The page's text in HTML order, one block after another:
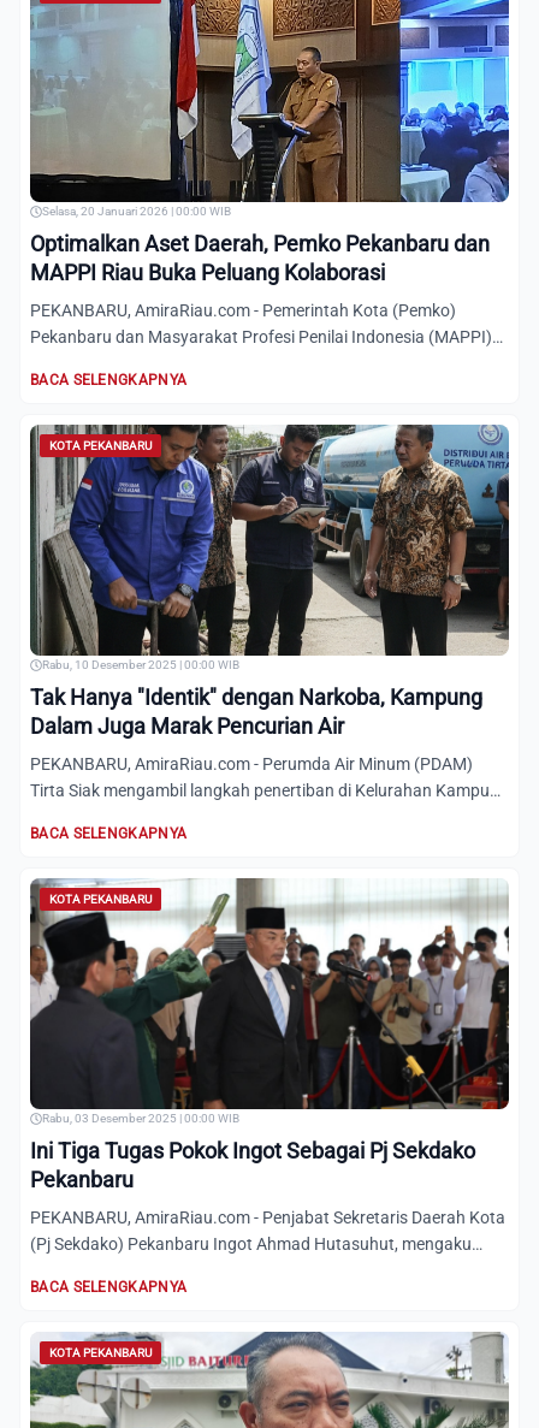
Selasa, 20 Januari 2026 | 00:00 WIB
Optimalkan Aset Daerah, Pemko Pekanbaru dan
MAPPI Riau Buka Peluang Kolaborasi
PEKANBARU, AmiraRiau.com - Pemerintah Kota (Pemko)
Pekanbaru dan Masyarakat Profesi Penilai Indonesia (MAPPI)
BACA SELENGKAPNYA
KOTA PEKANBARU
Rabu, 10 Desember 2025 | 00:00 WIB
Tak Hanya "Identik" dengan Narkoba, Kampung
Dalam Juga Marak Pencurian Air
PEKANBARU, AmiraRiau.com - Perumda Air Minum (PDAM)
Tirta Siak mengambil langkah penertiban di Kelurahan Kampung
BACA SELENGKAPNYA
KOTA PEKANBARU
Rabu, 03 Desember 2025 | 00:00 WIB
Ini Tiga Tugas Pokok Ingot Sebagai Pj Sekdako
Pekanbaru
PEKANBARU, AmiraRiau.com - Penjabat Sekretaris Daerah Kota
(Pj Sekdako) Pekanbaru Ingot Ahmad Hutasuhut, mengaku
BACA SELENGKAPNYA
KOTA PEKANBARU